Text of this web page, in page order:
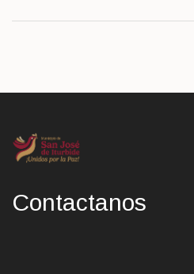
Contactanos